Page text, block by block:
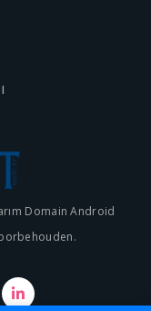
Domain Android